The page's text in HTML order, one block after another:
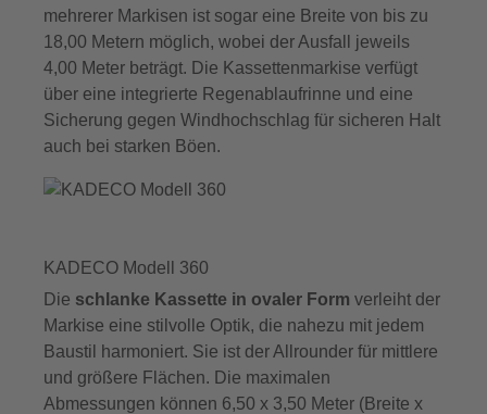
mehrerer Markisen ist sogar eine Breite von bis zu
18,00 Metern möglich, wobei der Ausfall jeweils
4,00 Meter beträgt. Die Kassettenmarkise verfügt
über eine integrierte Regenablaufrinne und eine
Sicherung gegen Windhochschlag für sicheren Halt
auch bei starken Böen.
KADECO Modell 360
Die schlanke Kassette in ovaler Form verleiht der
Markise eine stilvolle Optik, die nahezu mit jedem
Baustil harmoniert. Sie ist der Allrounder für mittlere
und größere Flächen. Die maximalen
Abmessungen können 6,50 x 3,50 Meter (Breite x